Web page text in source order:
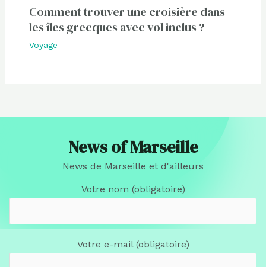
Comment trouver une croisière dans
les îles grecques avec vol inclus ?
Voyage
News of Marseille
News de Marseille et d'ailleurs
Votre nom (obligatoire)
Votre e-mail (obligatoire)